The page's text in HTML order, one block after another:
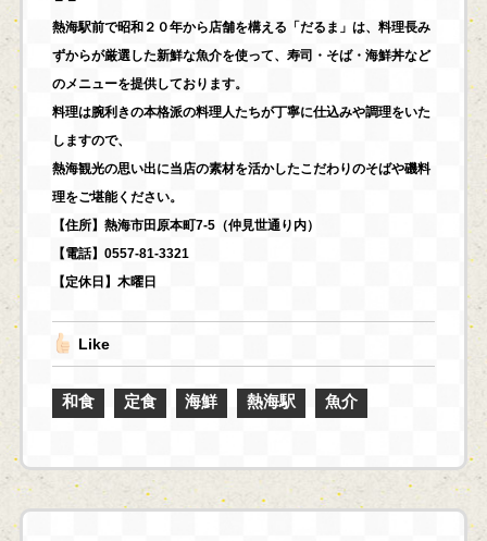
熱海駅前で昭和２０年から店舗を構える「だるま」は、料理長み
ずからが厳選した新鮮な魚介を使って、寿司・そば・海鮮丼など
のメニューを提供しております。
料理は腕利きの本格派の料理人たちが丁寧に仕込みや調理をいた
しますので、
熱海観光の思い出に当店の素材を活かしたこだわりのそばや磯料
理をご堪能ください。
【住所】熱海市田原本町7-5（仲見世通り内）
【電話】0557-81-3321
【定休日】木曜日
Like
和食 定食 海鮮 熱海駅 魚介